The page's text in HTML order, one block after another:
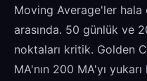
Moving Average'ler
arasında. 50 günlük ve
noktaları kritik. Golden
MA'nın 200 MA'yı